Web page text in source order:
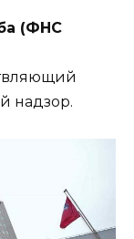
(ФНС
надзор.